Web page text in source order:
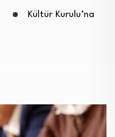
Kültür Kurulu’na